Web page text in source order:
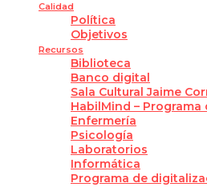
Calidad
Política
Objetivos
Recursos
Biblioteca
Banco digital
Sala Cultural Jaime
HabilMind –
Enfermería
Psicología
Laboratorios
Informática
Programa de